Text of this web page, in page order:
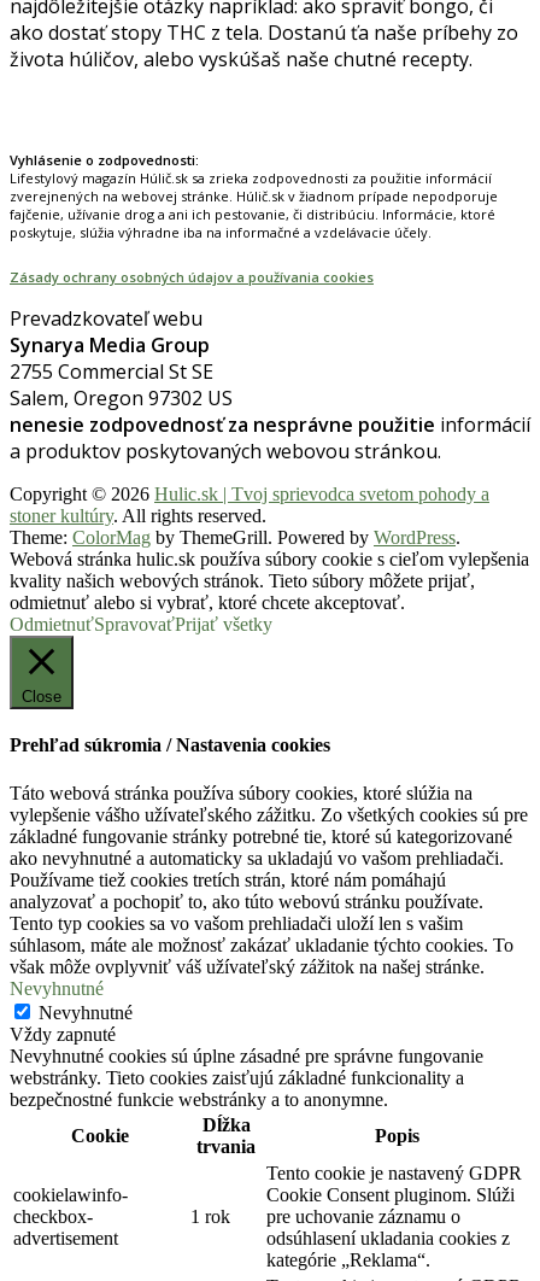
najdôležitejšie otázky napríklad: ako spraviť bongo, či
ako dostať stopy THC z tela. Dostanú ťa naše príbehy zo
života húličov, alebo vyskúšaš naše chutné recepty.
Vyhlásenie o zodpovednosti:
Lifestylový magazín Húlič.sk sa zrieka zodpovednosti za použitie informácií
zverejnených na webovej stránke. Húlič.sk v žiadnom prípade nepodporuje
fajčenie, užívanie drog a ani ich pestovanie, či distribúciu. Informácie, ktoré
poskytuje, slúžia výhradne iba na informačné a vzdelávacie účely.
Zásady ochrany osobných údajov a používania cookies
Prevadzkovateľ webu
Synarya Media Group
2755 Commercial St SE
Salem, Oregon 97302 US
nenesie zodpovednosť za nesprávne použitie informácií
a produktov poskytovaných webovou stránkou.
Copyright © 2026 Hulic.sk | Tvoj sprievodca svetom pohody a
stoner kultúry. All rights reserved.
Theme: ColorMag by ThemeGrill. Powered by WordPress.
Webová stránka hulic.sk používa súbory cookie s cieľom vylepšenia
kvality našich webových stránok. Tieto súbory môžete prijať,
odmietnuť alebo si vybrať, ktoré chcete akceptovať.
OdmietnuťSpravovaťPrijať všetky
Close
Prehľad súkromia / Nastavenia cookies
Táto webová stránka používa súbory cookies, ktoré slúžia na
vylepšenie vášho užívateľského zážitku. Zo všetkých cookies sú pre
základné fungovanie stránky potrebné tie, ktoré sú kategorizované
ako nevyhnutné a automaticky sa ukladajú vo vašom prehliadači.
Používame tiež cookies tretích strán, ktoré nám pomáhajú
analyzovať a pochopiť to, ako túto webovú stránku používate.
Tento typ cookies sa vo vašom prehliadači uloží len s vašim
súhlasom, máte ale možnosť zakázať ukladanie týchto cookies. To
však môže ovplyvniť váš užívateľský zážitok na našej stránke.
Nevyhnutné
Nevyhnutné
Vždy zapnuté
Nevyhnutné cookies sú úplne zásadné pre správne fungovanie
webstránky. Tieto cookies zaisťujú základné funkcionality a
bezpečnostné funkcie webstránky a to anonymne.
Cookie
Dĺžka
trvania
Popis
cookielawinfo-
checkbox-
advertisement
1 rok
Tento cookie je nastavený GDPR
Cookie Consent pluginom. Slúži
pre uchovanie záznamu o
odsúhlasení ukladania cookies z
kategórie „Reklama“.